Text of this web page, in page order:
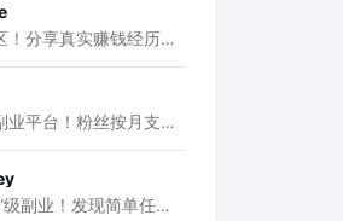
国际副业社区！分享真实赚钱经历，讨论项目点子，获取实战建议，边上班边搞钱
创作者专属副业平台！粉丝按月支持，稳定变现你的内容、技能或爱好，开启被动收入
专攻“啤酒钱”级副业！发现简单任务、问卷、试用等快速变现小项目，轻松赚零花钱